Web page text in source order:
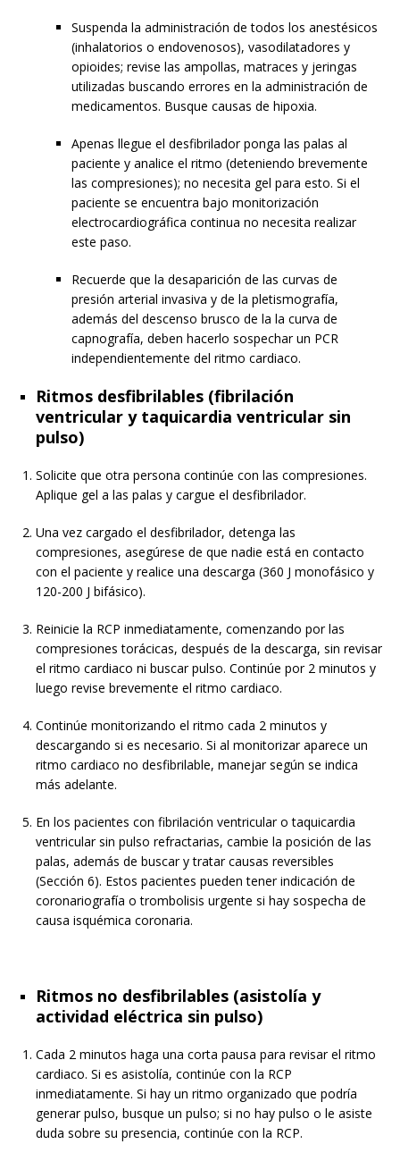
Suspenda la administración de todos los anestésicos
(inhalatorios o endovenosos), vasodilatadores y
opioides; revise las ampollas, matraces y jeringas
utilizadas buscando errores en la administración de
medicamentos. Busque causas de hipoxia.
Apenas llegue el desfibrilador ponga las palas al
paciente y analice el ritmo (deteniendo brevemente
las compresiones); no necesita gel para esto. Si el
paciente se encuentra bajo monitorización
electrocardiográfica continua no necesita realizar
este paso.
Recuerde que la desaparición de las curvas de
presión arterial invasiva y de la pletismografía,
además del descenso brusco de la la curva de
capnografía, deben hacerlo sospechar un PCR
independientemente del ritmo cardiaco.
Ritmos desfibrilables (fibrilación
ventricular y taquicardia ventricular sin
pulso)
Solicite que otra persona continúe con las compresiones.
Aplique gel a las palas y cargue el desfibrilador.
Una vez cargado el desfibrilador, detenga las
compresiones, asegúrese de que nadie está en contacto
con el paciente y realice una descarga (360 J monofásico y
120-200 J bifásico).
Reinicie la RCP inmediatamente, comenzando por las
compresiones torácicas, después de la descarga, sin revisar
el ritmo cardiaco ni buscar pulso. Continúe por 2 minutos y
luego revise brevemente el ritmo cardiaco.
Continúe monitorizando el ritmo cada 2 minutos y
descargando si es necesario. Si al monitorizar aparece un
ritmo cardiaco no desfibrilable, manejar según se indica
más adelante.
En los pacientes con fibrilación ventricular o taquicardia
ventricular sin pulso refractarias, cambie la posición de las
palas, además de buscar y tratar causas reversibles
(Sección 6). Estos pacientes pueden tener indicación de
coronariografía o trombolisis urgente si hay sospecha de
causa isquémica coronaria.
Ritmos no desfibrilables (asistolía y
actividad eléctrica sin pulso)
Cada 2 minutos haga una corta pausa para revisar el ritmo
cardiaco. Si es asistolía, continúe con la RCP
inmediatamente. Si hay un ritmo organizado que podría
generar pulso, busque un pulso; si no hay pulso o le asiste
duda sobre su presencia, continúe con la RCP.